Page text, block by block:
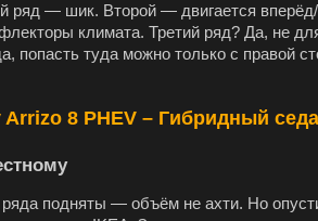
— шик. Второй — двигается вперёд/
климата. Третий ряд? Да, не
попасть туда можно только с правой
Arrizo 8 PHEV – Гибридный
ряда подняты — объём не ахти. Но